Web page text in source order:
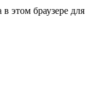
этом браузере для